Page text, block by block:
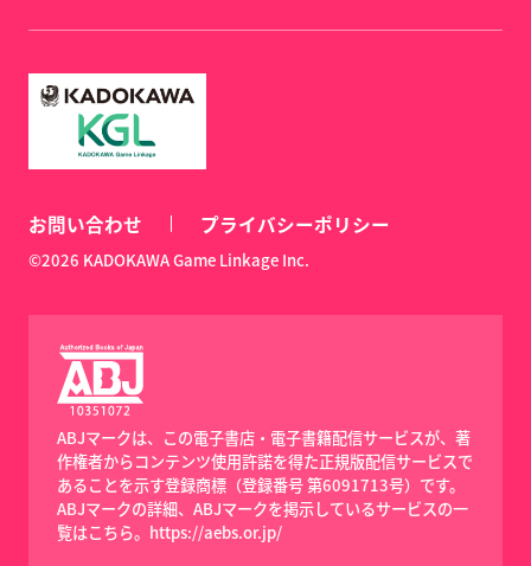
お問い合わせ プライバシーポリシー
©2026 KADOKAWA Game Linkage Inc.
ABJマークは、この電子書店・電子書籍配信サービスが、著
作権者からコンテンツ使用許諾を得た正規版配信サービスで
あることを示す登録商標（登録番号 第6091713号）です。
ABJマークの詳細、ABJマークを掲示しているサービスの一
覧はこちら。 https://aebs.or.jp/